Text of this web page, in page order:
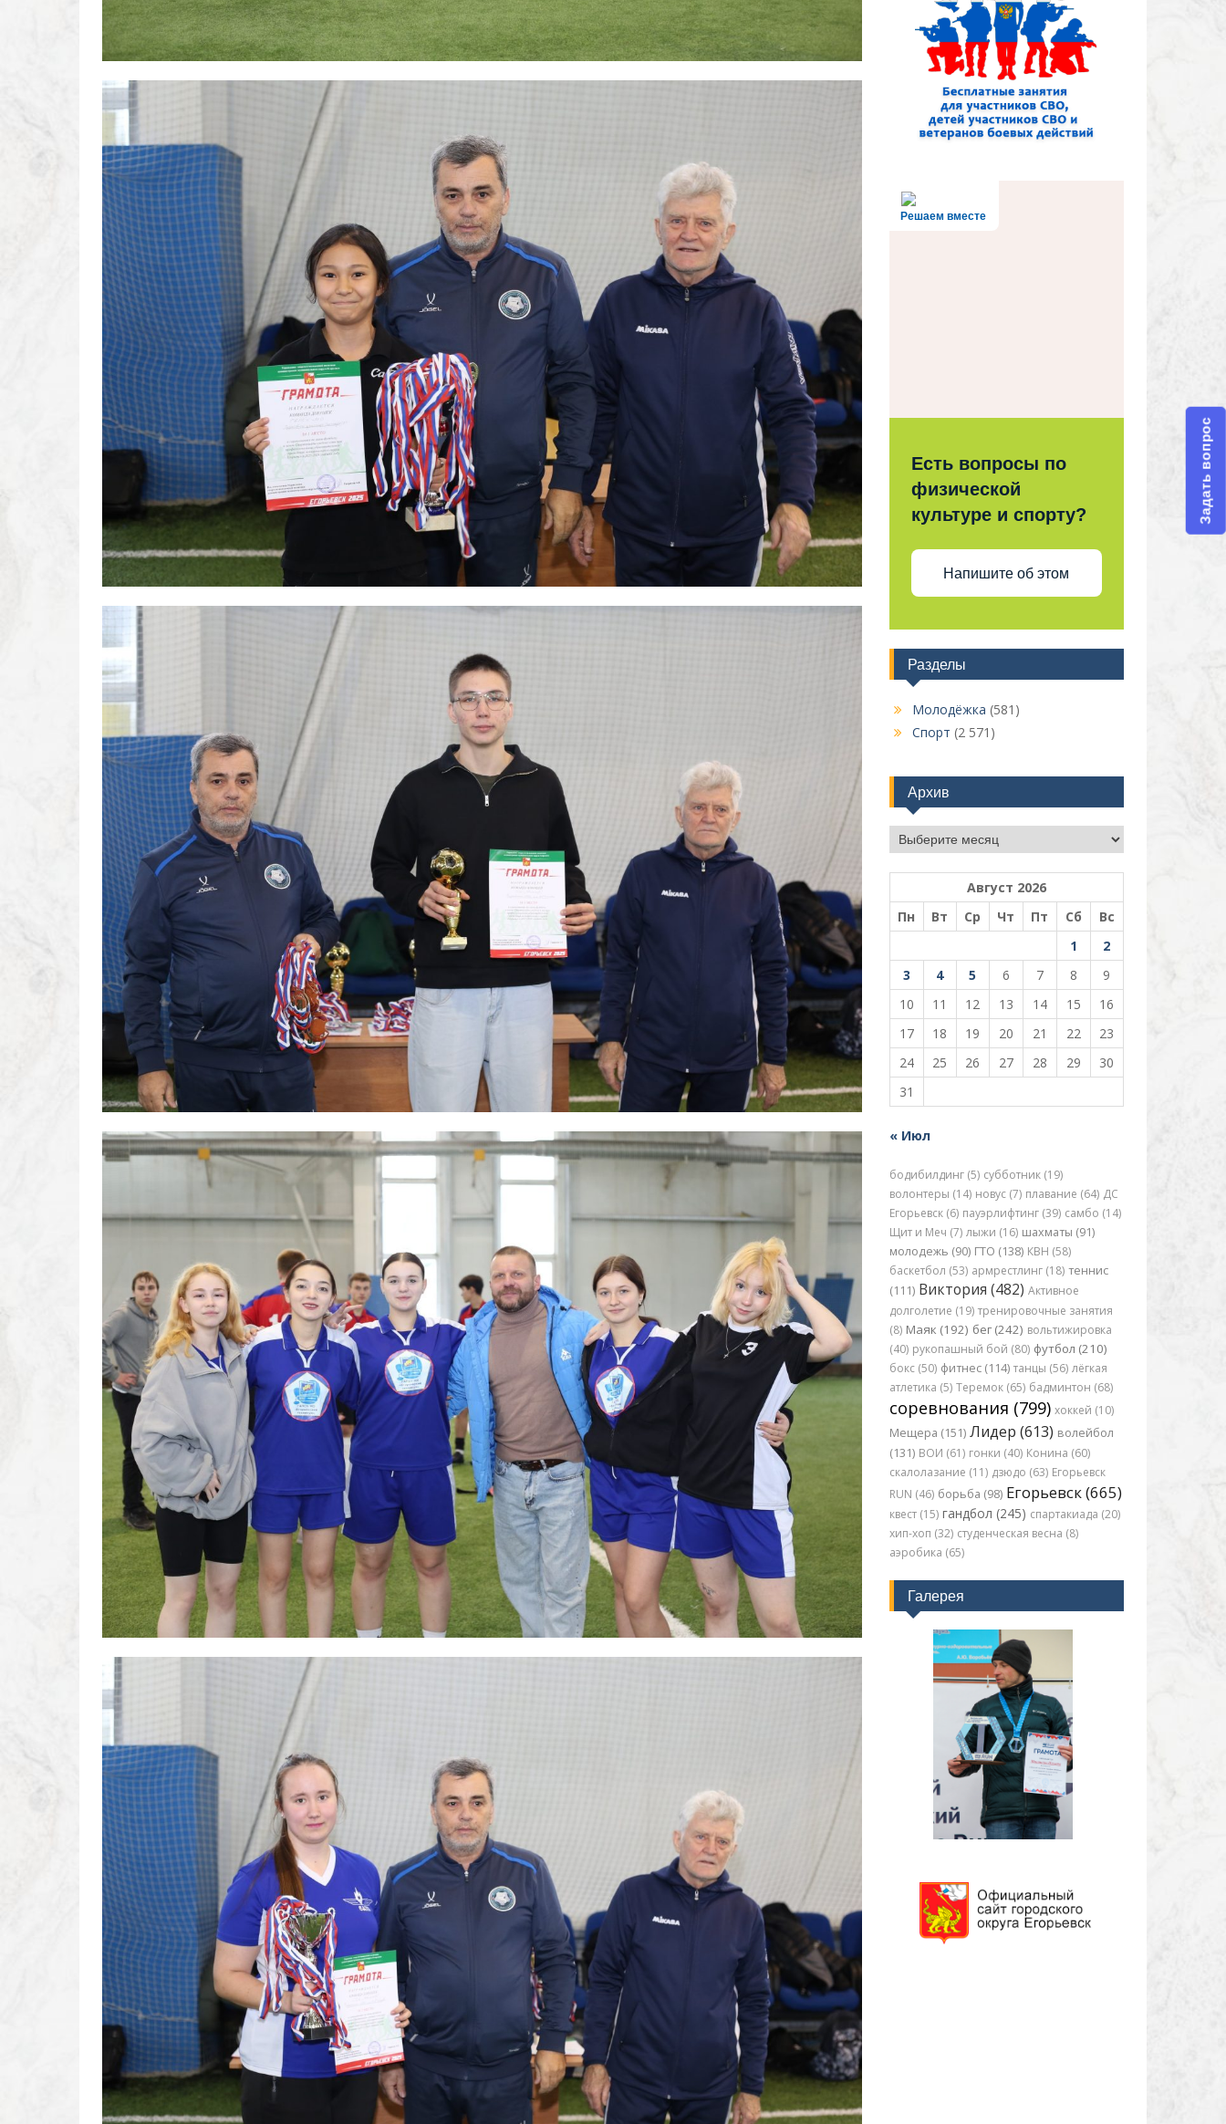
Решаем вместе
Есть вопросы по
физической
культуре и спорту?
Напишите об этом
Разделы
Молодёжка (581)
Спорт (2 571)
Архив
Архив
Август 2026
Пн
Вт Ср Чт Пт Сб
Вс
1
2
3
4 5 6 7 8
9
10
11 12 13 14 15
16
17
18 19 20 21 22
23
24
25 26 27 28 29
30
31
« Июл
бодибилдинг (5) субботник (19)
волонтеры (14) новус (7) плавание (64) ДС
Егорьевск (6) пауэрлифтинг (39) самбо (14)
Щит и Меч (7) лыжи (16) шахматы (91)
молодежь (90) ГТО (138) КВН (58)
баскетбол (53) армрестлинг (18) теннис
(111) Виктория (482) Активное
долголетие (19) тренировочные занятия
(8) Маяк (192) бег (242) вольтижировка
(40) рукопашный бой (80) футбол (210)
бокс (50) фитнес (114) танцы (56) лёгкая
атлетика (5) Теремок (65) бадминтон (68)
соревнования (799) хоккей (10)
Мещера (151) Лидер (613) волейбол
(131) ВОИ (61) гонки (40) Конина (60)
скалолазание (11) дзюдо (63) Егорьевск
RUN (46) борьба (98) Егорьевск (665)
квест (15) гандбол (245) спартакиада (20)
хип-хоп (32) студенческая весна (8)
аэробика (65)
Галерея
Задать вопрос